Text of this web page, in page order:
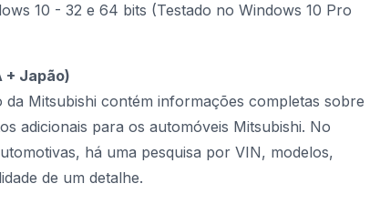
10 - 32 e 64 bits (Testado no Windows 10 Pro
+ Japão)
da Mitsubishi contém informações completas sobre
adicionais para os automóveis Mitsubishi. No
há uma pesquisa por VIN, modelos,
de um detalhe.